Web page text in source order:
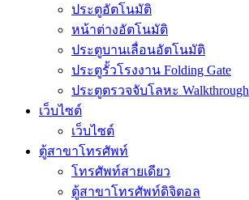
ประตูอัตโนมัติ
หน้าต่างอัตโนมัติ
ประตูบานเลื่อนอัตโนมัติ
ประตูรั้วโรงงาน Folding Gate
ประตูตรวจจับโลหะ Walkthrough
เว็บไซต์
เว็บไซต์
ตู้สาขาโทรศัพท์
โทรศัพท์สายเดียว
ตู้สาขาโทรศัพท์ดิจิตอล